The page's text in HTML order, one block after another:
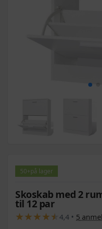
50+på lager
Skoskab med 2
til 12 par
★
★★
★★
★★
★★
★ 4,4 • 5